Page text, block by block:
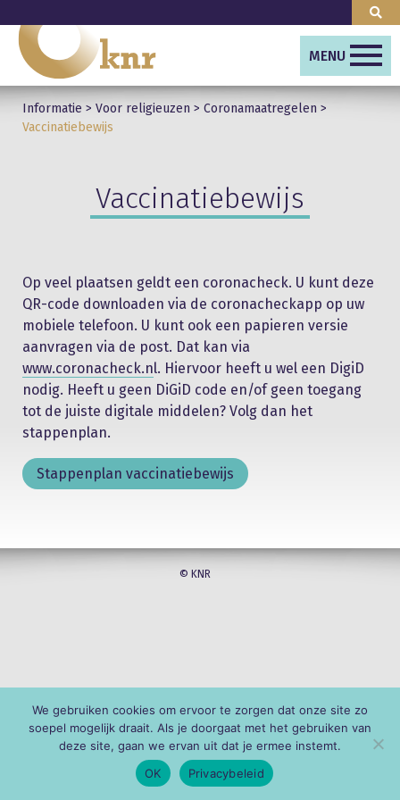
MENU
Informatie > Voor religieuzen > Coronamaatregelen >
Vaccinatiebewijs
Vaccinatiebewijs
Op veel plaatsen geldt een coronacheck. U kunt deze
QR-code downloaden via de coronacheckapp op uw
mobiele telefoon. U kunt ook een papieren versie
aanvragen via de post. Dat kan via
www.coronacheck.nl. Hiervoor heeft u wel een DigiD
nodig. Heeft u geen DiGiD code en/of geen toegang
tot de juiste digitale middelen? Volg dan het
stappenplan.
Stappenplan vaccinatiebewijs
© KNR
We gebruiken cookies om ervoor te zorgen dat onze site zo
soepel mogelijk draait. Als je doorgaat met het gebruiken van
deze site, gaan we ervan uit dat je ermee instemt.
OK
Privacybeleid